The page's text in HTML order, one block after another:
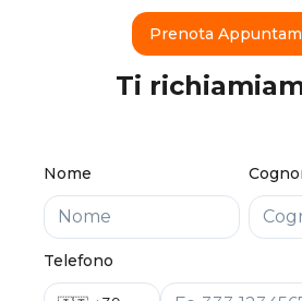
Prenota
Ti
Nome
Telefono